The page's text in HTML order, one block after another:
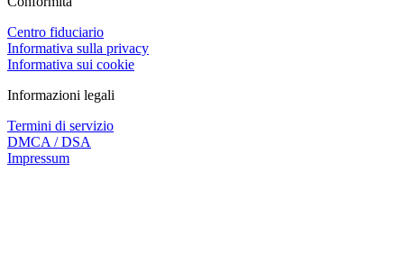
Centro fiduciario
Informativa sulla privacy
Informativa sui cookie
Informazioni legali
Termini di servizio
DMCA / DSA
Impressum